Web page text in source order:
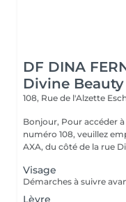
DF DINA
Divine Beauty
108, Rue de l'Alzette
Bonjour, Pour accéder à notre institut, une fois arrivé au
numéro 108, veuillez
AXA, du côté de la rue
Visage
Lèvre